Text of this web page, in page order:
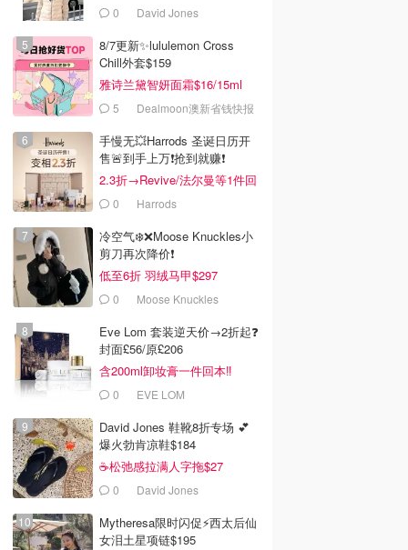
eyes
Dealmoon澳新省钱快报
去购买
$97.00
Mecca Euphoria 眼影盘
6色
0 David Jones
8/7更新✨lululemon Cross
Chill外套$159
雅诗兰黛智妍面霜$16/15ml
5 Dealmoon澳新省钱快报
手慢无💥Harrods 圣诞日历开
售🚨到手上万❗️抢到就赚❗️
2.3折→Revive/法尔曼等1件回
本！0 Harrods
冷空气❄️❌️Moose Knuckles小
剪刀再次降价❗️
低至6折 羽绒马甲$297
0 Moose Knuckles
Eve Lom 套装逆天价→2折起❓
封面£56/原£206
含200ml卸妆膏一件回本‼️
0 EVE LOM
David Jones 鞋靴8折专场 💕
爆火勃肯凉鞋$184
☕松弛感拉满人字拖$27
0 David Jones
Mytheresa限时闪促⚡️西太后仙
女泪土星项链$195